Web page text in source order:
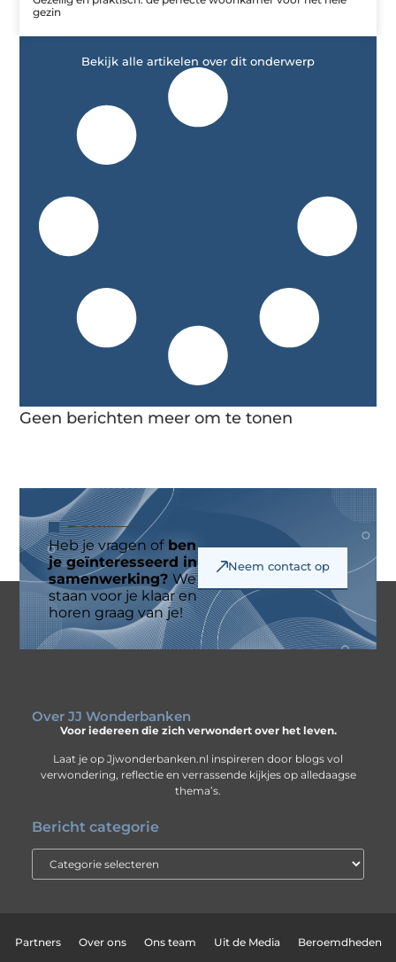
gezin
Bekijk alle artikelen over dit onderwerp
Geen berichten meer om te tonen
Heb je vragen ofben
je geïnteresseerd in
samenwerking? We
staan voor je klaar en
horen graag van je!
Neem contact op
Over JJ Wonderbanken
Voor iedereen die zich verwondert over het leven.
Laat je op Jjwonderbanken.nl inspireren door blogs vol
verwondering, reflectie en verrassende kijkjes op alledaagse
thema’s.
Bericht categorie
Partners Over ons Ons team Uit de Media Beroemdheden